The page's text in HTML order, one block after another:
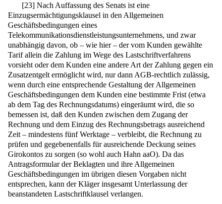
[23] Nach Auffassung des Senats ist eine
Einzugsermächtigungsklausel in den Allgemeinen
Geschäftsbedingungen eines
Telekommunikationsdienstleistungsunternehmens, und zwar
unabhängig davon, ob – wie hier – der vom Kunden gewählte
Tarif allein die Zahlung im Wege des Lastschriftverfahrens
vorsieht oder dem Kunden eine andere Art der Zahlung gegen ein
Zusatzentgelt ermöglicht wird, nur dann AGB-rechtlich zulässig,
wenn durch eine entsprechende Gestaltung der Allgemeinen
Geschäftsbedingungen dem Kunden eine bestimmte Frist (etwa
ab dem Tag des Rechnungsdatums) eingeräumt wird, die so
bemessen ist, daß den Kunden zwischen dem Zugang der
Rechnung und dem Einzug des Rechnungsbetrags ausreichend
Zeit – mindestens fünf Werktage – verbleibt, die Rechnung zu
prüfen und gegebenenfalls für ausreichende Deckung seines
Girokontos zu sorgen (so wohl auch Hahn aaO). Da das
Antragsformular der Beklagten und ihre Allgemeinen
Geschäftsbedingungen im übrigen diesen Vorgaben nicht
entsprechen, kann der Kläger insgesamt Unterlassung der
beanstandeten Lastschriftklausel verlangen.